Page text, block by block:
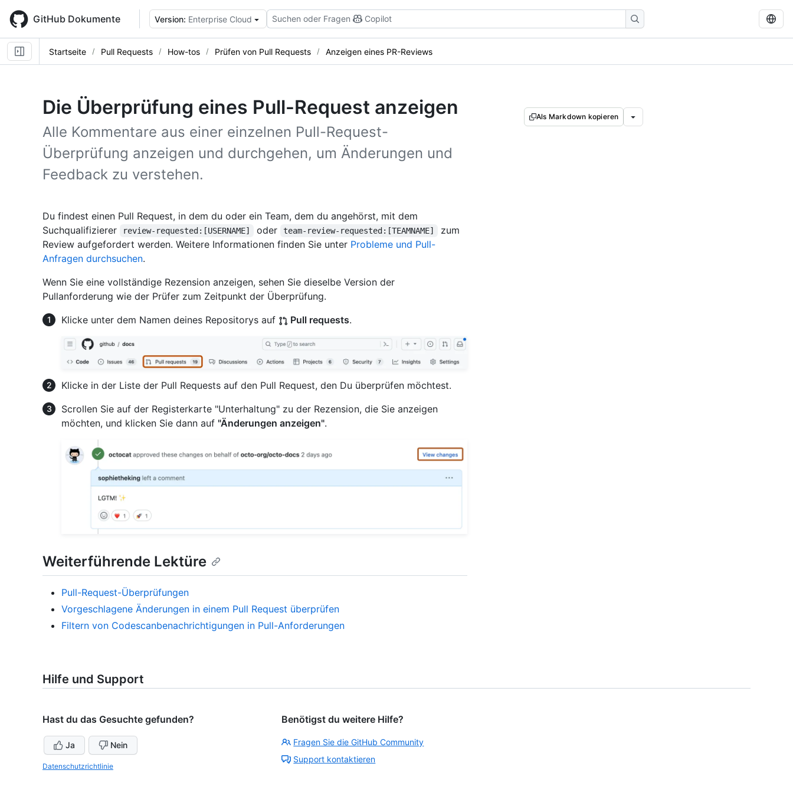
main
content
GitHub Dokumente Version: Enterprise Cloud Suchen oder Fragen Copilot
Startseite Pull Requests How-tos Prüfen von Pull Requests Anzeigen eines PR-Reviews
Die Überprüfung eines Pull-Request anzeigen
Alle Kommentare aus einer einzelnen Pull-Request-
Überprüfung anzeigen und durchgehen, um Änderungen und
Feedback zu verstehen.
Als Markdown kopieren
Du findest einen Pull Request, in dem du oder ein Team, dem du angehörst, mit dem
Suchqualifizierer
review-requested:[USERNAME] oder team-review-requested:[TEAMNAME]
zum
Review aufgefordert werden. Weitere Informationen finden Sie unter Probleme und Pull-
Anfragen durchsuchen.
Wenn Sie eine vollständige Rezension anzeigen, sehen Sie dieselbe Version der
Pullanforderung wie der Prüfer zum Zeitpunkt der Überprüfung.
Klicke unter dem Namen deines Repositorys auf
Pull requests.
Klicke in der Liste der Pull Requests auf den Pull Request, den Du überprüfen möchtest.
Scrollen Sie auf der Registerkarte "Unterhaltung" zu der Rezension, die Sie anzeigen
möchten, und klicken Sie dann auf "Änderungen anzeigen".
Weiterführende Lektüre
Pull-Request-Überprüfungen
Vorgeschlagene Änderungen in einem Pull Request überprüfen
Filtern von Codescanbenachrichtigungen in Pull-Anforderungen
Hilfe und Support
Hast du das Gesuchte gefunden?
Ja Nein
Datenschutzrichtlinie
Benötigst du weitere Hilfe?
Fragen Sie die GitHub Community
Support kontaktieren